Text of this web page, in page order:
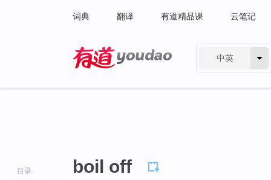
词典 翻译 有道精品课 云笔记
中英
目录 boil off